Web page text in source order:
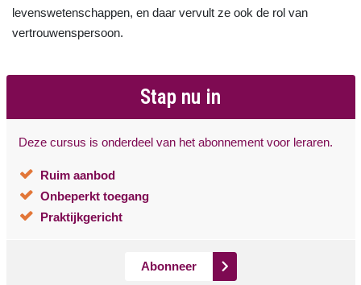
levenswetenschappen, en daar vervult ze ook de rol van
vertrouwenspersoon.
Stap nu in
Deze cursus is onderdeel van het abonnement voor leraren.
Ruim aanbod
Onbeperkt toegang
Praktijkgericht
Abonneer